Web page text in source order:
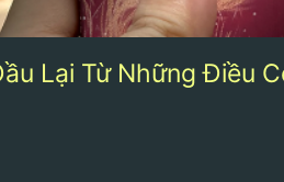
Lại Từ Những Điều